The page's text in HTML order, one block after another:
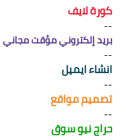
كورة لايف
--
بريد إلكتروني مؤقت مجاني
--
انشاء ايميل
--
تصميم مواقع
--
حراج نيو سوق